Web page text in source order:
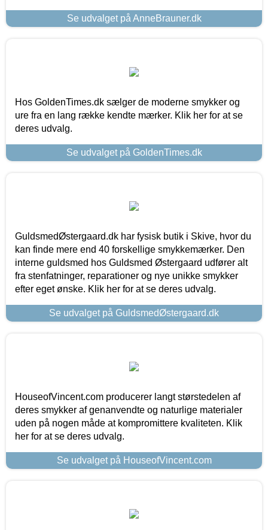
Se udvalget på AnneBrauner.dk
Hos GoldenTimes.dk sælger de moderne smykker og
ure fra en lang række kendte mærker. Klik her for at se
deres udvalg.
Se udvalget på GoldenTimes.dk
GuldsmedØstergaard.dk har fysisk butik i Skive, hvor du
kan finde mere end 40 forskellige smykkemærker. Den
interne guldsmed hos Guldsmed Østergaard udfører alt
fra stenfatninger, reparationer og nye unikke smykker
efter eget ønske. Klik her for at se deres udvalg.
Se udvalget på GuldsmedØstergaard.dk
HouseofVincent.com producerer langt størstedelen af
deres smykker af genanvendte og naturlige materialer
uden på nogen måde at kompromittere kvaliteten. Klik
her for at se deres udvalg.
Se udvalget på HouseofVincent.com